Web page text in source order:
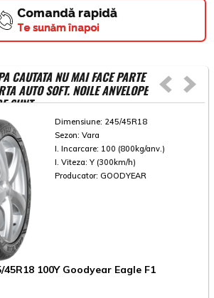
Comandă rapidă
Te sunăm înapoi
CAUTATA NU MAI FACE PARTE
AUTO SOFT. NOILE ANVELOPE
SUNT
Dimensiune: 245/45R18
Sezon: Vara
I. Incarcare: 100 (800kg/anv.)
I. Viteza: Y (300km/h)
Producator: GOODYEAR
100Y Goodyear Eagle F1